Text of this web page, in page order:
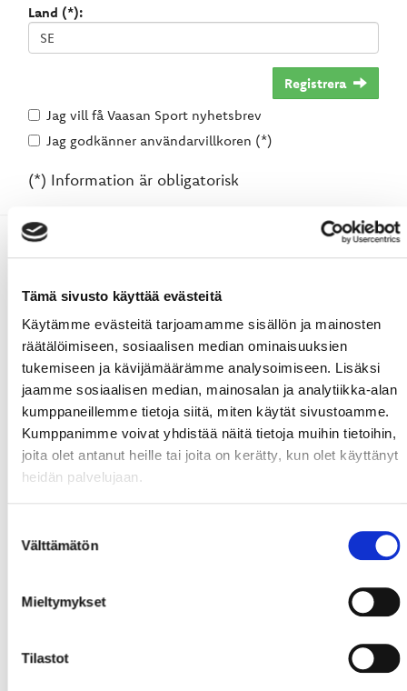
Tämä sivusto käyttää evästeitä
Käytämme evästeitä tarjoamamme sisällön ja mainosten
räätälöimiseen, sosiaalisen median ominaisuuksien
tukemiseen ja kävijämäärämme analysoimiseen. Lisäksi
jaamme sosiaalisen median, mainosalan ja analytiikka-alan
kumppaneillemme tietoja siitä, miten käytät sivustoamme.
Kumppanimme voivat yhdistää näitä tietoja muihin tietoihin,
joita olet antanut heille tai joita on kerätty, kun olet käyttänyt
heidän palvelujaan.
valinta
Välttämätön
Mieltymykset
Tilastot
Land (*):
Registrera
Jag vill få Vaasan Sport nyhetsbrev
Jag godkänner användarvillkoren (*)
(*) Information är obligatorisk